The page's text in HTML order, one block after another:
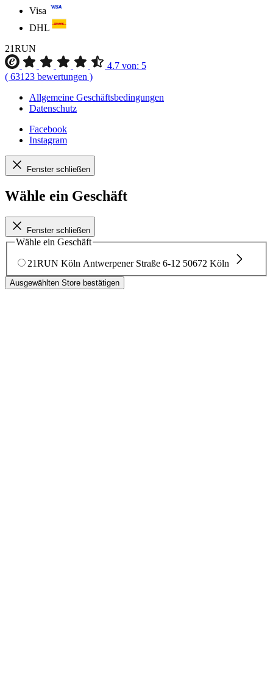
Visa
DHL
21RUN
4.7 von: 5
( 63123 bewertungen )
Allgemeine Geschäftsbedingungen
Datenschutz
Facebook
Instagram
Fenster schließen
Wähle ein Geschäft
Fenster schließen
Wähle ein Geschäft
21RUN Köln Antwerpener Straße 6-12 50672 Köln
Ausgewählten Store bestätigen